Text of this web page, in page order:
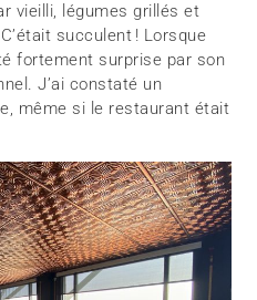
vieilli, légumes grillés et
succulent ! Lorsque
fortement surprise par son
J’ai constaté un
même si le restaurant était